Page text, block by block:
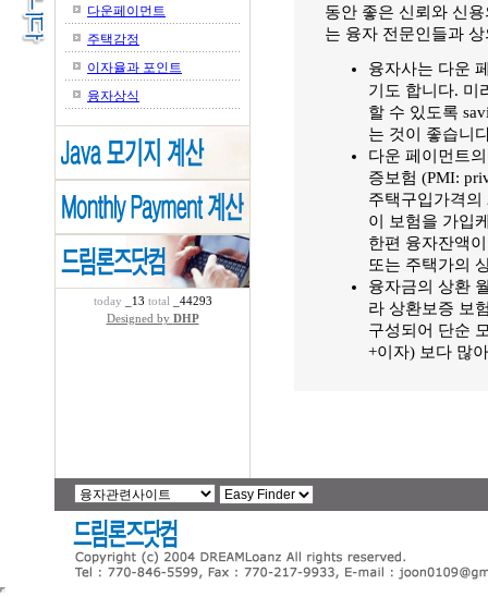
다운페이먼트
주택감정
이자율과 포인트
융자상식
today _13 total
_44293
Designed by DHP
동안 좋은 신뢰와 신
는 융자 전문인들과
융자사는 다운
기도 합니다. 미
할 수 있도록
는 것이 좋습니
다운 페이먼트
증보험 (PMI:
주택구입가격
이 보험을 가입
한편 융자잔액
또는 주택가의
융자금의 상환
라 상환보증 보
구성되어 단순
+이자) 보다 많